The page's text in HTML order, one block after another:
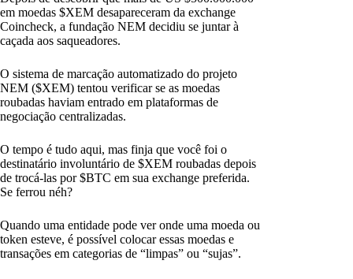
em moedas $XEM desapareceram da exchange
Coincheck, a fundação NEM decidiu se juntar à
caçada aos saqueadores.
O sistema de marcação automatizado do projeto
NEM ($XEM) tentou verificar se as moedas
roubadas haviam entrado em plataformas de
negociação centralizadas.
O tempo é tudo aqui, mas finja que você foi o
destinatário involuntário de $XEM roubadas depois
de trocá-las por $BTC em sua exchange preferida.
Se ferrou néh?
Quando uma entidade pode ver onde uma moeda ou
token esteve, é possível colocar essas moedas e
transações em categorias de “limpas” ou “sujas”.